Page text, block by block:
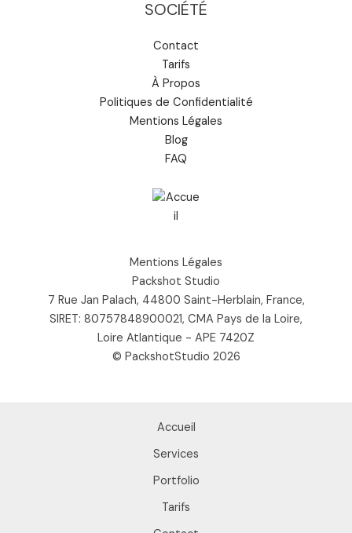
SOCIÉTÉ
Contact
Tarifs
À Propos
Politiques de Confidentialité
Mentions Légales
Blog
FAQ
Mentions Légales
Packshot Studio
7 Rue Jan Palach, 44800 Saint-Herblain, France,
SIRET: 80757848900021, CMA Pays de la Loire,
Loire Atlantique - APE 7420Z
© PackshotStudio 2026
Accueil
Services
Portfolio
Tarifs